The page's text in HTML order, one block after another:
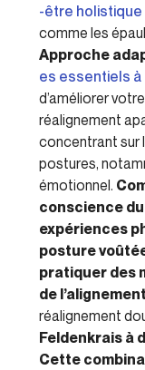
-être holistique
comme les
Approche
es essentiels à
d’améliorer
réalignement
concentrant sur
postures,
émotionnel.
conscience
expériences
posture
pratiquer des
de
réalignement
Feldenkrais à
Cette